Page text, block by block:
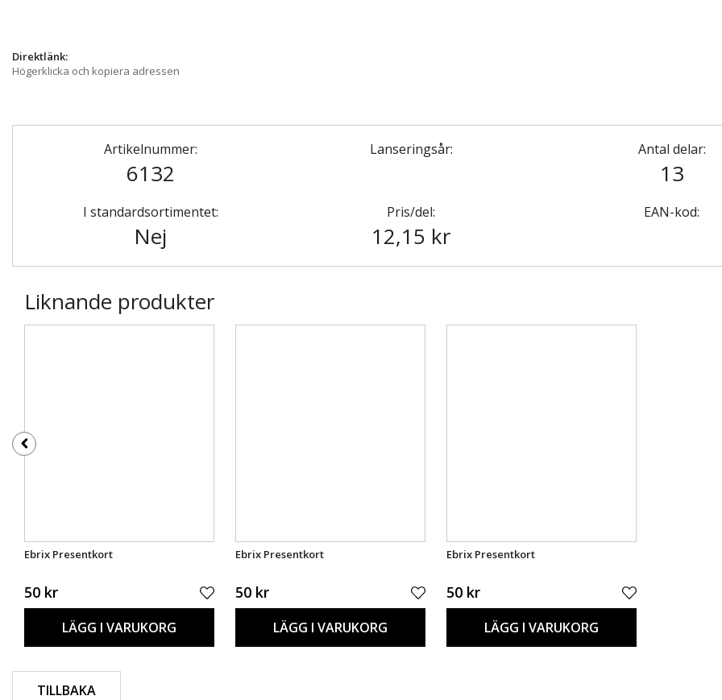
Direktlänk:
Högerklicka och kopiera adressen
Artikelnummer:
6132
Lanseringsår: Antal delar:
13
I standardsortimentet:
Nej
Pris/del:
12,15 kr
EAN-kod:
Liknande produkter
Ebrix Presentkort
50 kr
LÄGG I VARUKORG
Ebrix Presentkort
50 kr
LÄGG I VARUKORG
Ebrix Presentkort
50 kr
LÄGG I VARUKORG
TILLBAKA